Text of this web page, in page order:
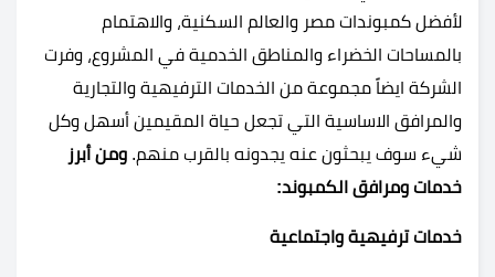
لأفضل كمبوندات مصر والعالم السكنية، والاهتمام
بالمساحات الخضراء والمناطق الخدمية في المشروع، وفرت
الشركة ايضاً مجموعة من الخدمات الترفيهية والتجارية
والمرافق الاساسية التي تجعل حياة المقيمين أسهل وكل
شيء سوف يبحثون عنه يجدونه بالقرب منهم. ومن أبرز
خدمات ومرافق الكمبوند:
خدمات ترفيهية واجتماعية